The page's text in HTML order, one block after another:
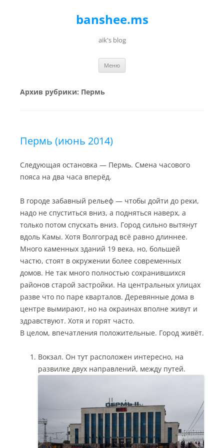
banshee.ms
aik's blog
Меню
Архив рубрики: Пермь
Пермь (июнь 2014)
Следующая остановка — Пермь. Смена часового
пояса на два часа вперёд.
В городе забавный рельеф — чтобы дойти до реки,
надо не спуститься вниз, а подняться наверх, а
только потом спускать вниз. Город сильно вытянут
вдоль Камы. Хотя Волгоград всё равно длиннее.
Много каменных зданий 19 века, но, большей
частю, стоят в окружении более современных
домов. Не так много полностью сохранившихся
районов старой застройки. На центральных улицах
разве что по паре кварталов. Деревянные дома в
центре вымирают, но на окраинах вполне живут и
здравствуют. Хотя и горят часто.
В целом, впечатления положительные. Город живёт.
Вокзал. Он тут расположен интересно, на
развилке двух направлений, между путей.